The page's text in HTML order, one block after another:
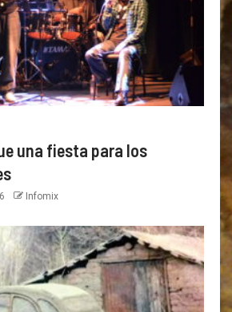
una fiesta para los
Infomix